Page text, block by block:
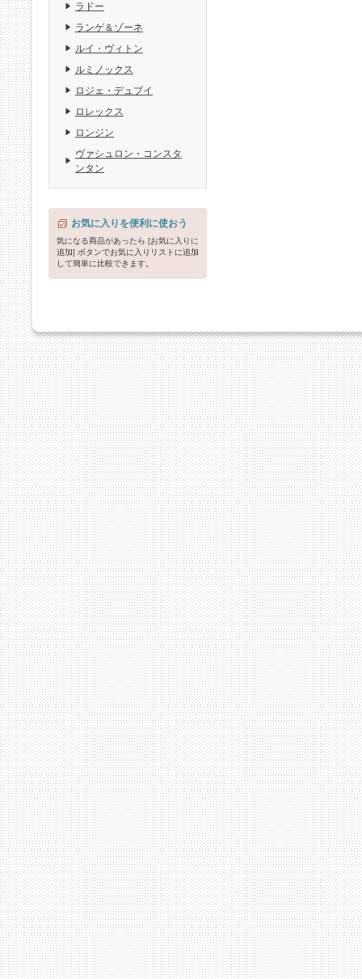
ラドー
ランゲ＆ゾーネ
ルイ・ヴィトン
ルミノックス
ロジェ・デュブイ
ロレックス
ロンジン
ヴァシュロン・コンスタ
ンタン
お気に入りを便利に使おう
気になる商品があったら [お気に入りに
追加] ボタンでお気に入りリストに追加
して簡単に比較できます。